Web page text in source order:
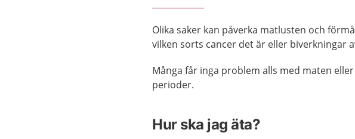
Olika saker kan påverka matlusten och
vilken sorts cancer det är eller biverkningar
Många får inga problem alls med maten
perioder.
Hur ska jag äta?